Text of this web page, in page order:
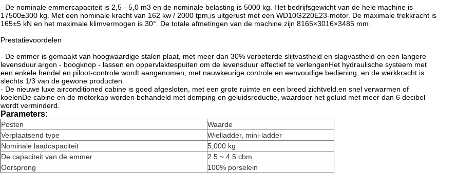
- De nominale emmercapaciteit is 2,5 - 5,0 m3 en de nominale belasting is 5000 kg. Het bedrijfsgewicht van de hele machine is
17500±300 kg. Met een nominale kracht van 162 kw / 2000 tpm,is uitgerust met een WD10G220E23-motor. De maximale trekkracht is
165±5 kN en het maximale klimvermogen is 30°. De totale afmetingen van de machine zijn 8165×3016×3485 mm.
Prestatievoordelen
- De emmer is gemaakt van hoogwaardige stalen plaat, met meer dan 30% verbeterde slijtvastheid en slagvastheid en een langere
levensduur.argon - boogknop - lassen en oppervlaktespuiten om de levensduur effectief te verlengenHet hydraulische systeem met
een enkele hendel en piloot-controle wordt aangenomen, met nauwkeurige controle en eenvoudige bediening, en de werkkracht is
slechts 1/3 van de gewone producten.
- De nieuwe luxe airconditioned cabine is goed afgesloten, met een grote ruimte en een breed zichtveld.en snel verwarmen of
koelenDe cabine en de motorkap worden behandeld met demping en geluidsreductie, waardoor het geluid met meer dan 6 decibel
wordt verminderd.
Parameters:
Posten
Waarde
Verplaatsend type
Wielladder, mini-ladder
Nominale laadcapaciteit
5,000 kg
De capaciteit van de emmer
2.5 ~ 4.5 cbm
Oorsprong
100% porselein